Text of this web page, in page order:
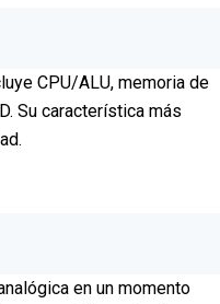
CPU/ALU, memoria de
Su característica más
en un momento